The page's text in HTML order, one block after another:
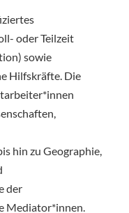
oder Teilzeit
sowie
Hilfskräfte. Die
hin zu Geographie,
der
Mediator*innen.